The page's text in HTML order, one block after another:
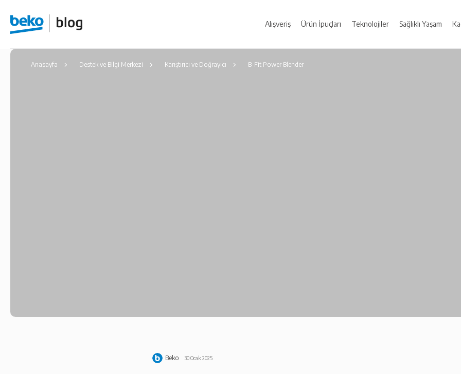
Alışveriş Ürün İpuçları Teknolojiler Sağlıklı Yaşam
Anasayfa Destek ve Bilgi Merkezi Karıştırıcı ve Doğrayıcı B-Fit Power Blender
Beko 30 Ocak 2025